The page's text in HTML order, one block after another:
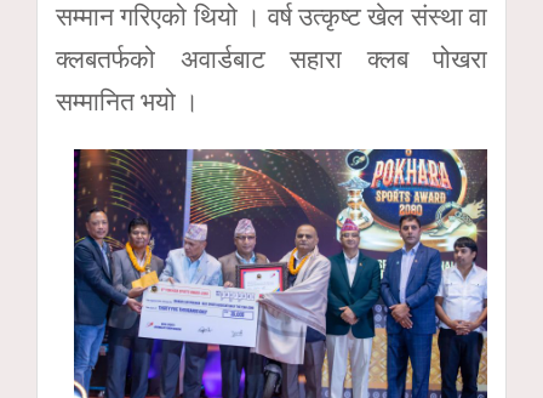
सम्मान गरिएको थियो । वर्ष उत्कृष्ट खेल संस्था वा
क्लबतर्फको अवार्डबाट सहारा क्लब पोखरा
सम्मानित भयो ।